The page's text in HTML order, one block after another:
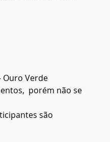
Ouro Verde
porém não se
são